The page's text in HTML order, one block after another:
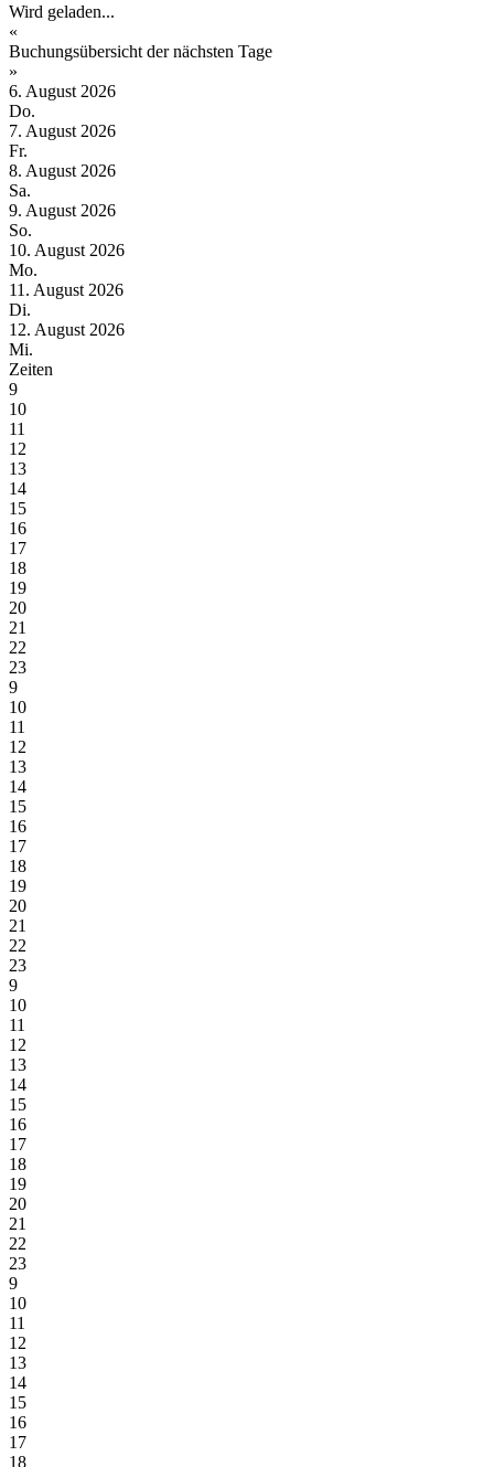
Wird geladen...
«
Buchungsübersicht der nächsten Tage
»
6. August 2026
Do.
7. August 2026
Fr.
8. August 2026
Sa.
9. August 2026
So.
10. August 2026
Mo.
11. August 2026
Di.
12. August 2026
Mi.
Zeiten
9
10
11
12
13
14
15
16
17
18
19
20
21
22
23
9
10
11
12
13
14
15
16
17
18
19
20
21
22
23
9
10
11
12
13
14
15
16
17
18
19
20
21
22
23
9
10
11
12
13
14
15
16
17
18